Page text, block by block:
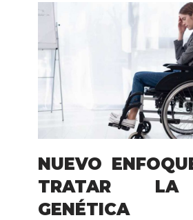
NUEVO
TRATAR
GENÉTICA